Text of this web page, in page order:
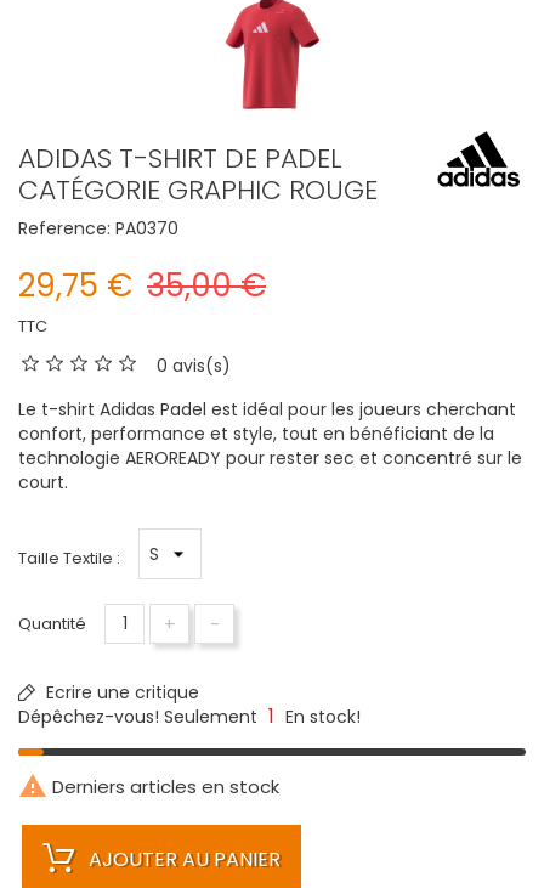
ADIDAS T-SHIRT DE PADEL
CATÉGORIE GRAPHIC ROUGE
Reference: PA0370
29,75 € 35,00 €
TTC
0 avis(s)
Le t-shirt Adidas Padel est idéal pour les joueurs cherchant
confort, performance et style, tout en bénéficiant de la
technologie AEROREADY pour rester sec et concentré sur le
court.
Taille Textile :
Quantité + -
Ecrire une critique
Dépêchez-vous! Seulement 1 En stock!
 Derniers articles en stock
AJOUTER AU PANIER